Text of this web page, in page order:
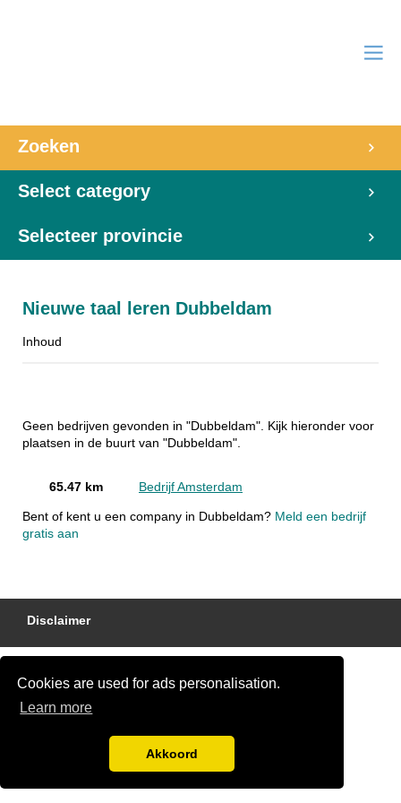
Cookies are used for ads personalisation.
Learn more
Akkoord
Zoeken
Select category
Selecteer provincie
Nieuwe taal leren Dubbeldam
Inhoud
Geen bedrijven gevonden in "Dubbeldam". Kijk hieronder voor
plaatsen in de buurt van "Dubbeldam".
65.47 km Bedrijf Amsterdam
Bent of kent u een company in Dubbeldam? Meld een bedrijf
gratis aan
Disclaimer